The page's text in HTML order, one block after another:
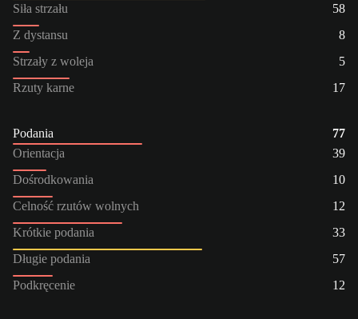
Siła strzału
58
Z dystansu
8
Strzały z woleja
5
Rzuty karne
17
Podania
77
Orientacja
39
Dośrodkowania
10
Celność rzutów wolnych
12
Krótkie podania
33
Długie podania
57
Podkręcenie
12